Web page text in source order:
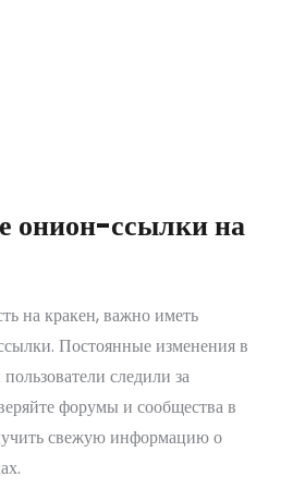
онион-ссылки на
на кракен, важно иметь
Постоянные изменения в
следили за
форумы и сообщества в
свежую информацию о